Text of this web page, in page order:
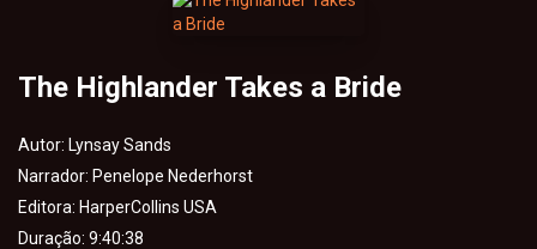
The Highlander Takes a Bride
Autor: Lynsay Sands
Narrador: Penelope Nederhorst
Editora: HarperCollins USA
Duração: 9:40:38